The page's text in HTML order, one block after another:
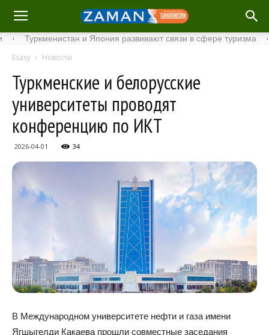
и Япония развивают связи в сфере туризма ·
Esasy Новости
Туркменские и белорусские
университеты проводят
конференцию по ИКТ
2026-04-01 34
В Международном университете нефти и газа имени
Ягшыгелди Какаева прошли совместные заседания